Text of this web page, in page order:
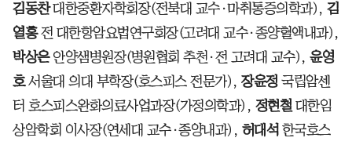
김동찬대한중환자학회장(전북대 교수·마취통증의학과), 김
열홍전 대한항암요법연구회장(고려대 교수·종양혈액내과),
박상은안양샘병원장(병원협회 추천·전 고려대 교수), 윤영
호서울대 의대 부학장(호스피스 전문가), 장윤정국립암센
터 호스피스완화의료사업과장(가정의학과), 정현철대한임
상암학회 이사장(연세대 교수·종양내과), 허대석한국호스